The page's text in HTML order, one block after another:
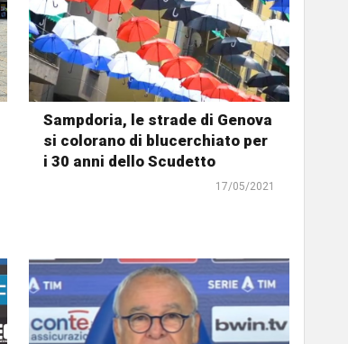
Sampdoria, le strade di Genova
si colorano di blucerchiato per
i 30 anni dello Scudetto
17/05/2021